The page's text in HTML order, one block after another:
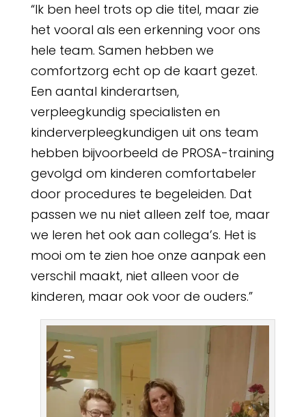
“Ik ben heel trots op die titel, maar zie
het vooral als een erkenning voor ons
hele team. Samen hebben we
comfortzorg echt op de kaart gezet.
Een aantal kinderartsen,
verpleegkundig specialisten en
kinderverpleegkundigen uit ons team
hebben bijvoorbeeld de PROSA-training
gevolgd om kinderen comfortabeler
door procedures te begeleiden. Dat
passen we nu niet alleen zelf toe, maar
we leren het ook aan collega’s. Het is
mooi om te zien hoe onze aanpak een
verschil maakt, niet alleen voor de
kinderen, maar ook voor de ouders.”